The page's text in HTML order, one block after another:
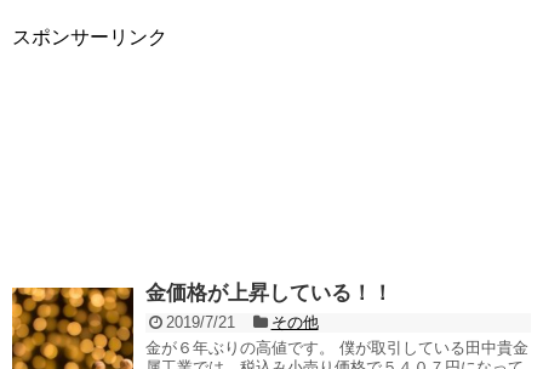
スポンサーリンク
金価格が上昇している！！
2019/7/21
その他
金が６年ぶりの高値です。 僕が取引している田中貴金